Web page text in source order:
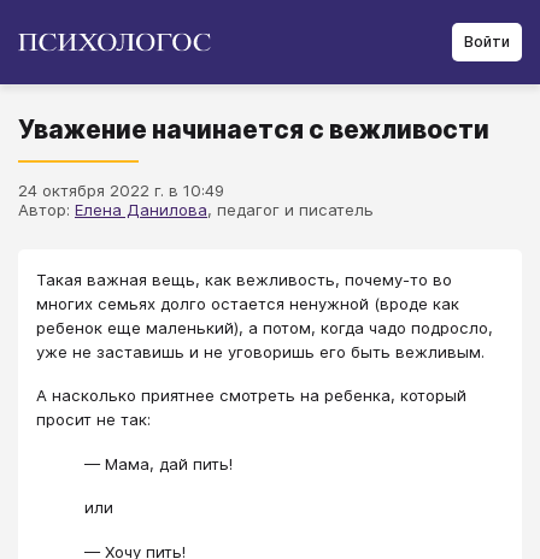
Войти
Уважение начинается с вежливости
24 октября 2022 г. в 10:49
Автор: Елена Данилова, педагог и писатель
Такая важная вещь, как вежливость, почему-то во
многих семьях долго остается ненужной (вроде как
ребенок еще маленький), а потом, когда чадо подросло,
уже не заставишь и не уговоришь его быть вежливым.
А насколько приятнее смотреть на ребенка, который
просит не так:
— Мама, дай пить!
или
— Хочу пить!